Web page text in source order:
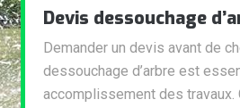
Devis dessouchage
Demander un devis avant de
dessouchage d’arbre est
accomplissement des travaux.